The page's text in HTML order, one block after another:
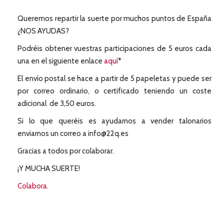
Queremos repartir la suerte por muchos puntos de España
¿NOS AYUDAS?
Podréis obtener vuestras participaciones de 5 euros cada
una en el siguiente enlace aquí*
El envío postal se hace a partir de 5 papeletas y puede ser
por correo ordinario, o certificado teniendo un coste
adicional de 3,50 euros.
Si lo que queréis es ayudarnos a vender talonarios
enviarnos un correo a info@22q.es
Gracias a todos por colaborar.
¡Y MUCHA SUERTE!
Colabora.